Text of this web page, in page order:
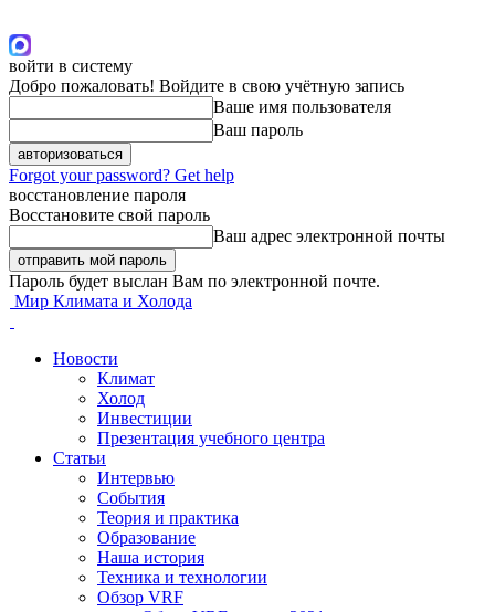
войти в систему
Добро пожаловать! Войдите в свою учётную запись
Ваше имя пользователя
Ваш пароль
Forgot your password? Get help
восстановление пароля
Восстановите свой пароль
Ваш адрес электронной почты
Пароль будет выслан Вам по электронной почте.
Мир Климата и Холода
Новости
Климат
Холод
Инвестиции
Презентация учебного центра
Статьи
Интервью
События
Теория и практика
Образование
Наша история
Техника и технологии
Обзор VRF